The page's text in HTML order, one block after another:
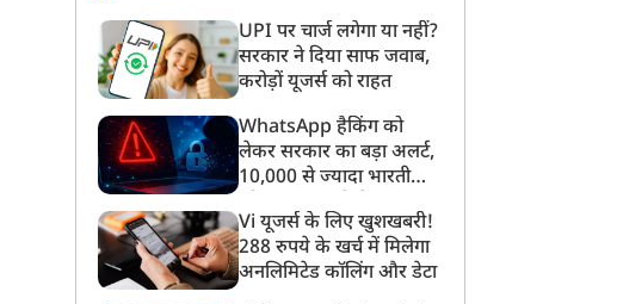
UPI पर चार्ज लगेगा या नहीं?
सरकार ने दिया साफ जवाब,
करोड़ों यूजर्स को राहत
WhatsApp हैकिंग को
लेकर सरकार का बड़ा अलर्ट,
10,000 से ज्यादा भारतीयों
गया
Vi यूजर्स के लिए खुशखबरी!
288 रुपये के खर्च में मिलेगा
अनलिमिटेड कॉलिंग और डेटा